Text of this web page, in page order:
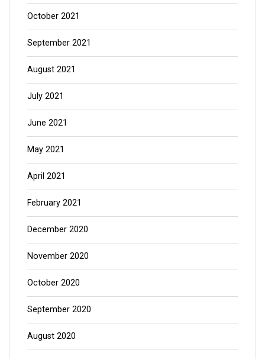
October 2021
September 2021
August 2021
July 2021
June 2021
May 2021
April 2021
February 2021
December 2020
November 2020
October 2020
September 2020
August 2020